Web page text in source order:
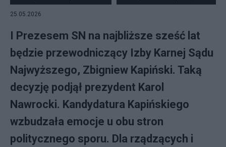
25.05.2026
I Prezesem SN na najbliższe sześć lat
będzie przewodniczący Izby Karnej Sądu
Najwyższego, Zbigniew Kapiński. Taką
decyzję podjął prezydent Karol
Nawrocki. Kandydatura Kapińskiego
wzbudzała emocje u obu stron
politycznego sporu. Dla rządzących i